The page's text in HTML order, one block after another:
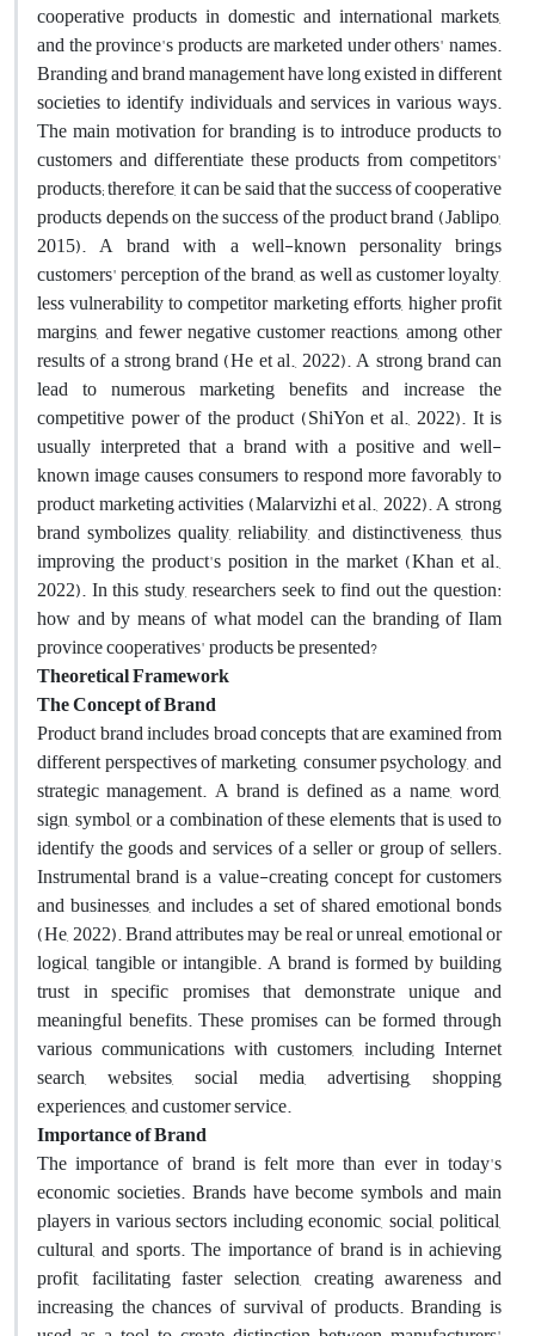
cooperative products in domestic and international markets,
and the province's products are marketed under others' names.
Branding and brand management have long existed in different
societies to identify individuals and services in various ways.
The main motivation for branding is to introduce products to
customers and differentiate these products from competitors'
products; therefore, it can be said that the success of cooperative
products depends on the success of the product brand (Jablipo,
2015). A brand with a well-known personality brings
customers' perception of the brand, as well as customer loyalty,
less vulnerability to competitor marketing efforts, higher profit
margins, and fewer negative customer reactions, among other
results of a strong brand (He et al., 2022). A strong brand can
lead to numerous marketing benefits and increase the
competitive power of the product (ShiYon et al., 2022). It is
usually interpreted that a brand with a positive and well-
known image causes consumers to respond more favorably to
product marketing activities (Malarvizhi et al., 2022). A strong
brand symbolizes quality, reliability, and distinctiveness, thus
improving the product's position in the market (Khan et al.,
2022). In this study, researchers seek to find out the question:
how and by means of what model can the branding of Ilam
province cooperatives' products be presented?
TheoreticalFramework
The Concept of Brand
Product brand includes broad concepts that are examined from
different perspectives of marketing, consumer psychology, and
strategic management. A brand is defined as a name, word,
sign, symbol, or a combination of these elements that is used to
identify the goods and services of a seller or group of sellers.
Instrumental brand is a value-creating concept for customers
and businesses, and includes a set of shared emotional bonds
(He, 2022). Brand attributes may be real or unreal, emotional or
logical, tangible or intangible. A brand is formed by building
trust in specific promises that demonstrate unique and
meaningful benefits. These promises can be formed through
various communications with customers, including Internet
search, websites, social media, advertising, shopping
experiences, and customer service.
Importance of Brand
The importance of brand is felt more than ever in today's
economic societies. Brands have become symbols and main
players in various sectors including economic, social, political,
cultural, and sports. The importance of brand is in achieving
profit, facilitating faster selection, creating awareness and
increasing the chances of survival of products. Branding is